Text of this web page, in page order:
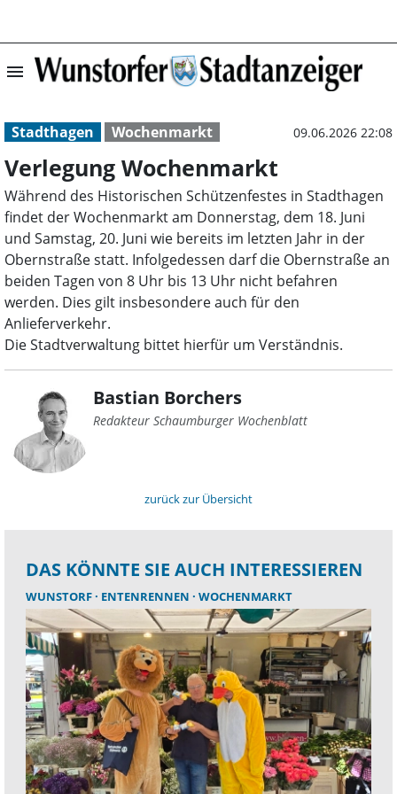
menu Verlegung
Stadthagen Wochenmarkt 09.06.2026 22:08
Verlegung Wochenmarkt
Während des Historischen Schützenfestes in Stadthagen
findet der Wochenmarkt am Donnerstag, dem 18. Juni
und Samstag, 20. Juni wie bereits im letzten Jahr in der
Obernstraße statt. Infolgedessen darf die Obernstraße an
beiden Tagen von 8 Uhr bis 13 Uhr nicht befahren
werden. Dies gilt insbesondere auch für den
Anlieferverkehr.
Die Stadtverwaltung bittet hierfür um Verständnis.
Bastian Borchers
Redakteur Schaumburger Wochenblatt
zurück zur Übersicht
DAS KÖNNTE SIE AUCH INTERESSIEREN
WUNSTORF ENTENRENNEN WOCHENMARKT